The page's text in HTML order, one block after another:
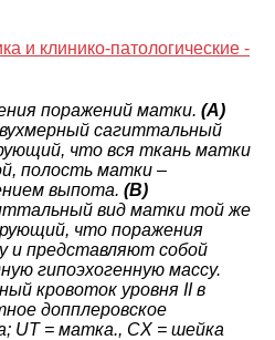
поражений матки. (A)
сагиттальный
что вся ткань матки
полость матки –
выпота. (B)
вид матки той же
что поражения
представляют собой
гипоэхогенную массу.
кровоток уровня II в
допплеровское
UT = матка., CX = шейка